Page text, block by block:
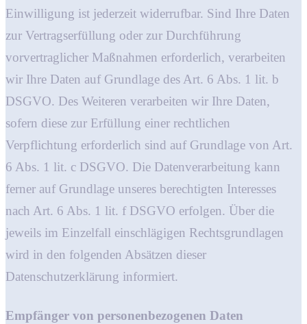
Einwilligung ist jederzeit widerrufbar. Sind Ihre Daten
zur Vertragserfüllung oder zur Durchführung
vorvertraglicher Maßnahmen erforderlich, verarbeiten
wir Ihre Daten auf Grundlage des Art. 6 Abs. 1 lit. b
DSGVO. Des Weiteren verarbeiten wir Ihre Daten,
sofern diese zur Erfüllung einer rechtlichen
Verpflichtung erforderlich sind auf Grundlage von Art.
6 Abs. 1 lit. c DSGVO. Die Datenverarbeitung kann
ferner auf Grundlage unseres berechtigten Interesses
nach Art. 6 Abs. 1 lit. f DSGVO erfolgen. Über die
jeweils im Einzelfall einschlägigen Rechtsgrundlagen
wird in den folgenden Absätzen dieser
Datenschutzerklärung informiert.
Empfänger von personenbezogenen Daten